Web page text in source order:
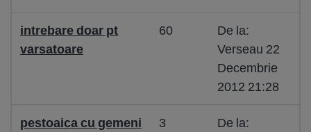
intrebare doar pt
varsatoare
60
De la:
Verseau 22
Decembrie
2012 21:28
pestoaica cu gemeni 3
De la: